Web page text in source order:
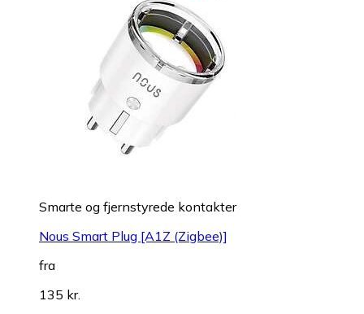
Smarte og fjernstyrede kontakter
Nous Smart Plug [A1Z (Zigbee)]
fra
135 kr.